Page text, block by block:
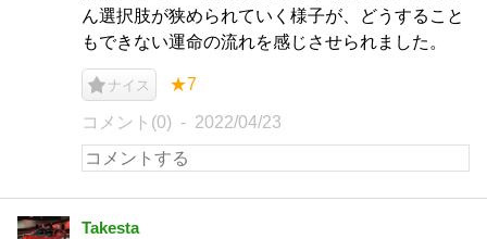
ん選択肢が狭められていく様子が、どうすること
もできない運命の流れを感じさせられました。
ナイス ★7
コメント(0) 2022/04/23
Takesta